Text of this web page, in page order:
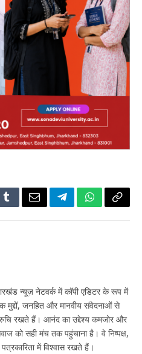
TumblrEmailTelegramWhatsApp
Copy
न्यूज़ नेटवर्क में कॉपी एडिटर के रूप में
मुद्दों, जनहित और मानवीय संवेदनाओं से
रखते हैं। आनंद का उद्देश्य कमजोर और
को सही मंच तक पहुंचाना है। वे निष्पक्ष,
में विश्वास रखते हैं।